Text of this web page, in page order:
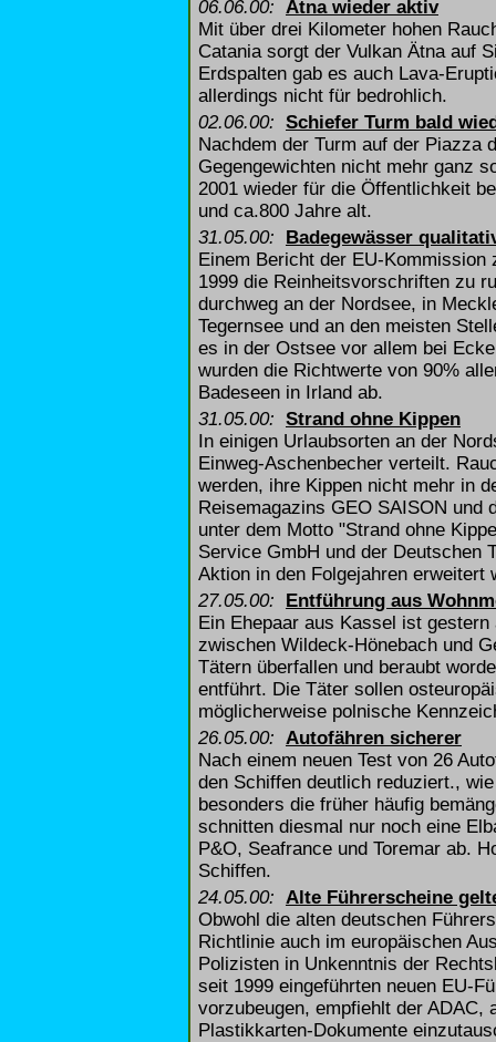
06.06.00: Ätna wieder aktiv
Mit über drei Kilometer hohen
Catania sorgt der Vulkan Ätna auf
Erdspalten gab es auch Lava-
allerdings nicht für bedrohlich.
02.06.00: Schiefer Turm bald
Nachdem der Turm auf der Piazza
Gegengewichten nicht mehr ganz
2001 wieder für die Öffentlichkeit
und ca.800 Jahre alt.
31.05.00:
Badegewässer
Einem Bericht der EU-Kommission
1999 die Reinheitsvorschriften zu
durchweg an der Nordsee, in
Tegernsee und an den meisten
es in der Ostsee vor allem bei
wurden die Richtwerte von 90%
Badeseen in Irland ab.
31.05.00: Strand ohne Kippen
In einigen Urlaubsorten an der
Einweg-Aschenbecher verteilt.
werden, ihre Kippen nicht mehr in
Reisemagazins GEO SAISON und
unter dem Motto "Strand ohne
Service GmbH und der Deutschen
Aktion in den Folgejahren erweitert
27.05.00:
Entführung aus
Ein Ehepaar aus Kassel ist
zwischen Wildeck-Hönebach und
Tätern überfallen und beraubt
entführt. Die Täter sollen
möglicherweise polnische
26.05.00: Autofähren sicherer
Nach einem neuen Test von 26
den Schiffen deutlich reduziert.,
besonders die früher häufig
schnitten diesmal nur noch eine
P&O, Seafrance und Toremar ab.
Schiffen.
24.05.00: Alte Führerscheine
Obwohl die alten deutschen
Richtlinie auch im europäischen
Polizisten in Unkenntnis der
seit 1999 eingeführten neuen EU-
vorzubeugen, empfiehlt der ADAC,
Plastikkarten-Dokumente